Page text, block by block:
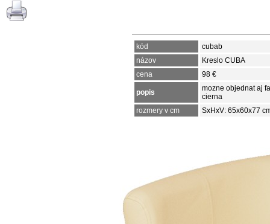
kód
cubab
názov
Kreslo CUBA
cena
98 €
popis
mozne objednat aj
cierna
rozmery v cm
SxHxV: 65x60x77